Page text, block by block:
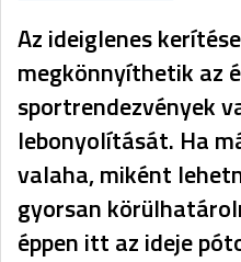
Az ideiglenes
megkönnyíthetik az
sportrendezvények
lebonyolítását. Ha
valaha, miként
gyorsan
éppen itt az ideje